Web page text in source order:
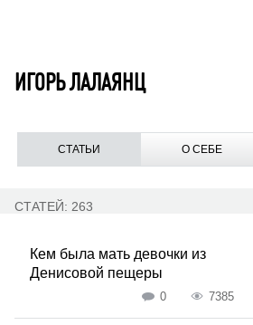
ИГОРЬ ЛАЛАЯНЦ
СТАТЬИ О СЕБЕ
СТАТЕЙ: 263
Кем была мать девочки из
Денисовой пещеры
0 7385